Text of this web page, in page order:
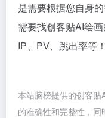
是需要根据您自身
需要找创客贴AI绘
IP、PV、跳出率等！
本站脑榜提供的创客
的准确性和完整性，